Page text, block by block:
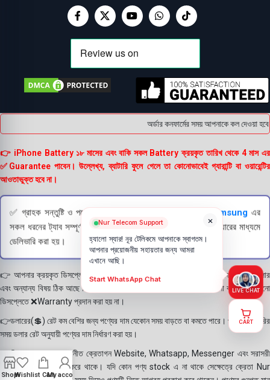
অর্ডার কনফার্মের সময় আপনাকে কল দেওয়া
👉 iPhone Battery ১৮ মাসের এবং বাকি সকল Battery ক্রয়কৃত তারিখ থেকে 4 মাস এর
✅Guarantee পাবেন। উল্লেখ্য, ব্যাটারি ফুলে গেলে তা কোনোভাবেই গ্যারান্টি বা ওয়ারেন্টির
আওতাভুক্ত হবে না।
✅ গ্রাহক সন্তুষ্টি ও পণ্যের স্বচ্ছতা নিশ্চিত করতে Samsung এর
সকল ধরনের ট্যাব সম্পূর্ণরূপে যাচাই (Check) করার পরই বিক্রি ও কুরিয়ারের মাধ্যমে
ডেলিভারি করা হয়।
👉 আপনার ক্রয়কৃত ডিসপ্লে স্থায়ী ভাবে লাগানোর আগে মোবাইলে লাগিয়ে চেক করে নিবেন কালার
এবং অন্যান্য বিষয় ঠিক আছে কিনা। শতভাগ নিশ্চিত হয়ে পলি তুলবেন। পলি তোলা বা আঠা লাগানো
ডিসপ্লেতে ❌Warranty প্রদান করা হয় না।
👉ডলারের(💲) রেট কম বেশির জন্য পণ্যের দাম যেকোন সময় বাড়তে বা কমতে পারে। পণ্য ডেলিভারির
সময় ডলার রেট অনুযায়ী পণ্যের দাম নির্ধারণ করা হয়।
👉বিঃ দ্রঃ- আমাদের সম্মানীত ক্রেতাগন Website, Whatsapp, Messenger এবং সরাসরী
ফোন করে পণ্য Order করে থাকে। যদি কোন পণ্য stock এ না থাকে সেক্ষেত্রে ক্রেতা Nur
ShopWishlist CartMy account
×
Nur Telecom Support
হ্যালো স্যার! নূর টেলিকমে আপনাকে স্বাগতম।
আপনার প্রয়োজনীয় সহায়তার জন্য আমরা
এখানে আছি।
Start WhatsApp Chat
LIVE CHAT
CART